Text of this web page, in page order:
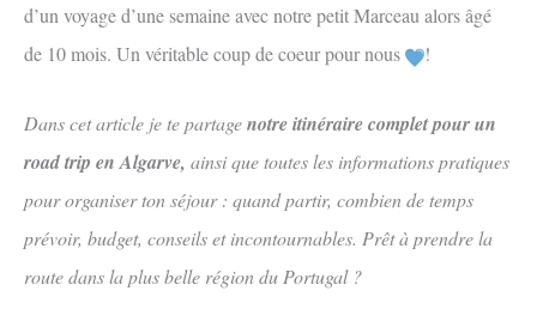
d’un voyage d’une semaine avec notre petit Marceau alors âgé
de 10 mois. Un véritable coup de coeur pour nous
!
Dans cet article je te partagenotre itinéraire complet pour un
road trip en Algarve, ainsi que toutes les informations pratiques
pour organiser ton séjour : quand partir, combien de temps
prévoir, budget, conseils et incontournables. Prêt à prendre la
route dans la plus belle région du Portugal ?